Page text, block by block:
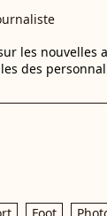
les nouvelles
des